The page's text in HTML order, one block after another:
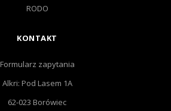
RODO
KONTAKT
Formularz zapytania
Alkri: Pod Lasem 1A
62-023 Borówiec